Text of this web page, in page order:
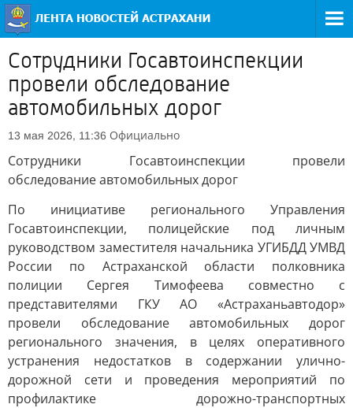
Сотрудники Госавтоинспекции
провели обследование
автомобильных дорог
13 мая 2026, 11:36 Официально
Сотрудники Госавтоинспекции провели
обследование автомобильных дорог
По инициативе регионального Управления
Госавтоинспекции, полицейские под личным
руководством заместителя начальника УГИБДД УМВД
России по Астраханской области полковника
полиции Сергея Тимофеева совместно с
представителями ГКУ АО «Астраханьавтодор»
провели обследование автомобильных дорог
регионального значения, в целях оперативного
устранения недостатков в содержании улично-
дорожной сети и проведения мероприятий по
профилактике дорожно-транспортных